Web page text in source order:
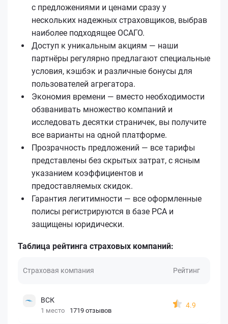
с предложениями и ценами сразу у
нескольких надежных страховщиков, выбрав
наиболее подходящее ОСАГО.
Доступ к уникальным акциям — наши
партнёры регулярно предлагают специальные
условия, кэшбэк и различные бонусы для
пользователей агрегатора.
Экономия времени — вместо необходимости
обзванивать множество компаний и
исследовать десятки страничек, вы получите
все варианты на одной платформе.
Прозрачность предложений — все тарифы
представлены без скрытых затрат, с ясным
указанием коэффициентов и
предоставляемых скидок.
Гарантия легитимности — все оформленные
полисы регистрируются в базе РСА и
защищены юридически.
Таблица рейтинга страховых компаний:
Страховая компания Рейтинг
ВСК
1 место 1719 отзывов
4.9